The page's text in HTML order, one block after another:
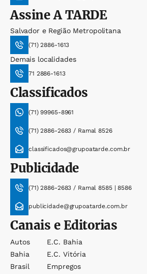
AssineA TARDE
Salvador e Região Metropolitana
(71) 2886-1613
Demais localidades
71 2886-1613
Classificados
(71) 99965-8961
(71) 2886-2683 / Ramal 8526
classificados@grupoatarde.com.br
Publicidade
(71) 2886-2683 / Ramal 8585 | 8586
publicidade@grupoatarde.com.br
Canais e Editorias
Autos
Bahia
Brasil
E.c. Bahia
E.c. Vitória
Empregos